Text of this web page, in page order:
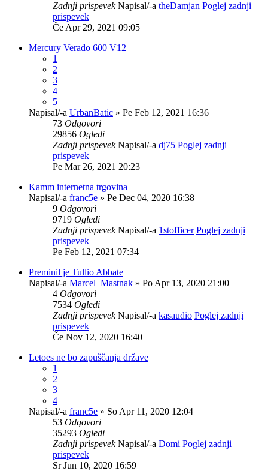
Zadnji prispevekNapisal/-a theDamjan Poglej zadnji
prispevek
Če Apr 29, 2021 09:05
Mercury Verado 600 V12
1
2
3
4
5
Napisal/-a UrbanBatic » Pe Feb 12, 2021 16:36
73 Odgovori
29856 Ogledi
Zadnji prispevekNapisal/-a dj75 Poglej zadnji
prispevek
Pe Mar 26, 2021 20:23
Kamm internetna trgovina
Napisal/-a franc5e » Pe Dec 04, 2020 16:38
9 Odgovori
9719 Ogledi
Zadnji prispevekNapisal/-a 1stofficer Poglej zadnji
prispevek
Pe Feb 12, 2021 07:34
Preminil je Tullio Abbate
Napisal/-a Marcel_Mastnak » Po Apr 13, 2020 21:00
4 Odgovori
7534 Ogledi
Zadnji prispevekNapisal/-a kasaudio Poglej zadnji
prispevek
Če Nov 12, 2020 16:40
Letoes ne bo zapuščanja države
1
2
3
4
Napisal/-a franc5e » So Apr 11, 2020 12:04
53 Odgovori
35293 Ogledi
Zadnji prispevekNapisal/-a Domi Poglej zadnji
prispevek
Sr Jun 10, 2020 16:59